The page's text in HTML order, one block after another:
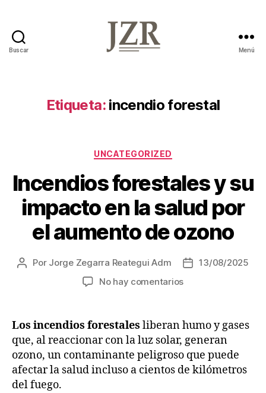
Buscar Menú
Etiqueta: incendio forestal
Categorías
UNCATEGORIZED
Incendios forestales y su
impacto en la salud por
el aumento de ozono
Autor
Por Jorge Zegarra Reategui Adm
Fecha13/08/2025
No hay comentariosen
y
impacto
en
la
Los incendios forestales liberan humo y gases
que, al reaccionar con la luz solar, generan
ozono, un contaminante peligroso que puede
afectar la salud incluso a cientos de kilómetros
del fuego.